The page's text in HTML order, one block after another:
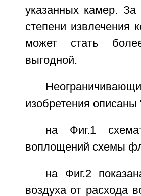
указанных камер.
степени извлечения
может стать
выгодной.
изобретения
на Фиг.1
воплощений схемы
на Фиг.2
воздуха от расхода